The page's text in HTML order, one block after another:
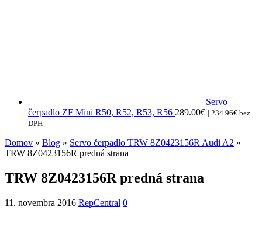
Servo
čerpadlo ZF Mini R50, R52, R53, R56 289.00€ | 234.96€ bez
DPH
Domov » Blog » Servo čerpadlo TRW 8Z0423156R Audi A2 »
TRW 8Z0423156R predná strana
TRW 8Z0423156R predná strana
11. novembra 2016 RepCentral 0